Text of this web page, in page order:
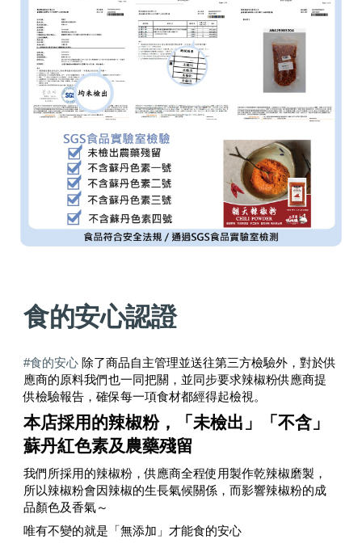
食的安心認證
#食的安心 除了商品自主管理並送往第三方檢驗外，對於供
應商的原料我們也一同把關，並同步要求辣椒粉供應商提
供檢驗報告，確保每一項食材都經得起檢視。
本店採用的辣椒粉，「未檢出」「不含」
蘇丹紅色素及農藥殘留
我們所採用的辣椒粉，供應商全程使用製作乾辣椒磨製，
所以辣椒粉會因辣椒的生長氣候關係，而影響辣椒粉的成
品顏色及香氣～
唯有不變的就是「無添加」才能食的安心